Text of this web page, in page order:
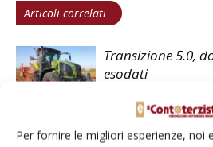
Per fornire le migliori esperienze, noi
Articoli correlati
Transizione 5.0,
esodati
Macchine